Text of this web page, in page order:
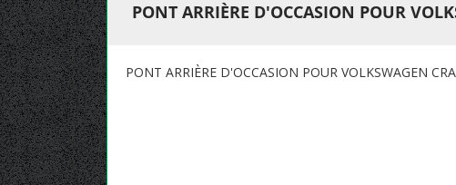
PONT ARRIÈRE D'OCCASION POUR
PONT ARRIÈRE D'OCCASION POUR VOLKSWAGEN